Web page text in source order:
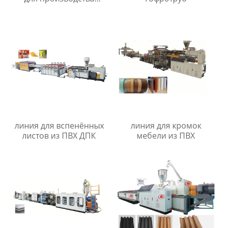
линия для вспенённых
листов из ПВХ ДПК
линия для кромок
мебели из ПВХ